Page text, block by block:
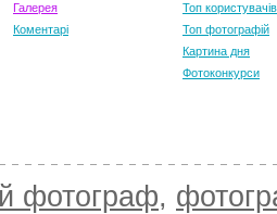
Галерея
Коментарі
Топ користувачів
Топ фотографій
Картина дня
Фотоконкурси
фотограф,